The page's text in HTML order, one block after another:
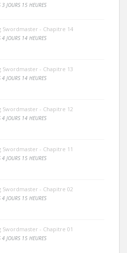
JOURS 15 HEURES
Swordmaster - Chapitre 14
JOURS 14 HEURES
Swordmaster - Chapitre 13
JOURS 14 HEURES
Swordmaster - Chapitre 12
JOURS 14 HEURES
Swordmaster - Chapitre 11
JOURS 15 HEURES
Swordmaster - Chapitre 02
JOURS 15 HEURES
Swordmaster - Chapitre 01
JOURS 15 HEURES